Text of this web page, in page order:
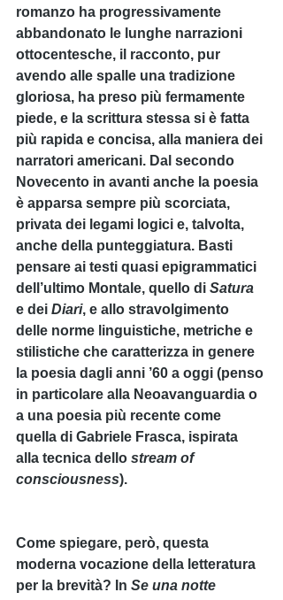
romanzo ha progressivamente
abbandonato le lunghe narrazioni
ottocentesche, il racconto, pur
avendo alle spalle una tradizione
gloriosa, ha preso più fermamente
piede, e la scrittura stessa si è fatta
più rapida e concisa, alla maniera dei
narratori americani. Dal secondo
Novecento in avanti anche la poesia
è apparsa sempre più scorciata,
privata dei legami logici e, talvolta,
anche della punteggiatura. Basti
pensare ai testi quasi epigrammatici
dell’ultimo Montale, quello di Satura
e dei Diari, e allo stravolgimento
delle norme linguistiche, metriche e
stilistiche che caratterizza in genere
la poesia dagli anni ’60 a oggi (penso
in particolare alla Neoavanguardia o
a una poesia più recente come
quella di Gabriele Frasca, ispirata
alla tecnica dello stream of
consciousness).
Come spiegare, però, questa
moderna vocazione della letteratura
per la brevità? In Se una notte